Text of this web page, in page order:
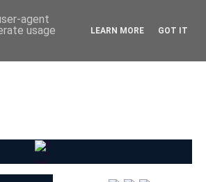
agent
usage
LEARN MORE GOT IT